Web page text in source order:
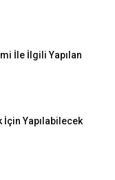
İle İlgili Yapılan
İçin Yapılabilecek